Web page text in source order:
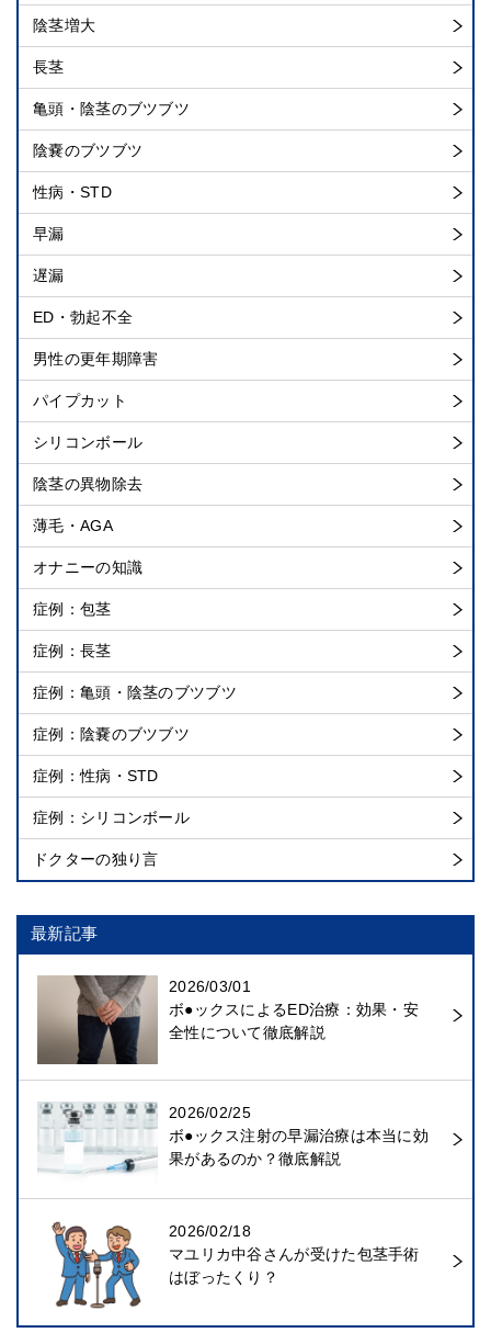
陰茎増大
長茎
亀頭・陰茎のブツブツ
陰嚢のブツブツ
性病・STD
早漏
遅漏
ED・勃起不全
男性の更年期障害
パイプカット
シリコンボール
陰茎の異物除去
薄毛・AGA
オナニーの知識
症例：包茎
症例：長茎
症例：亀頭・陰茎のブツブツ
症例：陰嚢のブツブツ
症例：性病・STD
症例：シリコンボール
ドクターの独り言
最新記事
2026/03/01
ボ●ックスによるED治療：効果・安
全性について徹底解説
2026/02/25
ボ●ックス注射の早漏治療は本当に効
果があるのか？徹底解説
2026/02/18
マユリカ中谷さんが受けた包茎手術
はぼったくり？